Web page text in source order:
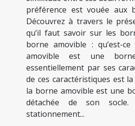
préférence est vouée aux
Découvrez à travers le
qu’il faut savoir sur les
borne amovible : qu’est-
amovible est une
essentiellement par ses
de ces caractéristiques est
la borne amovible est une
détachée de son
stationnement...